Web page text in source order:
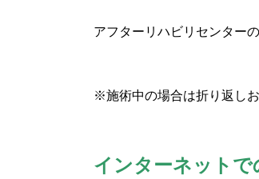
アフターリハビリセンター
※施術中の場合は折り返し
インターネット